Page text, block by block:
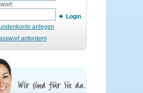
Login
anlegen
anfordern